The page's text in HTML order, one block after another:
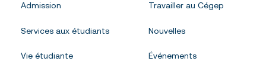
Admission
Services aux étudiants
Vie étudiante
Travailler au Cégep
Nouvelles
Événements